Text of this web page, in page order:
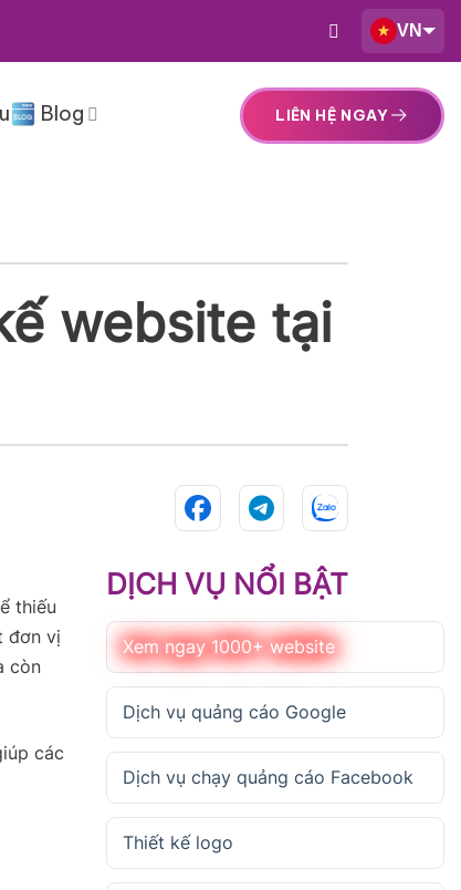
VN
Blog LIÊN HỆ NGAY
website tại
thiếu
đơn vị
còn
các
DỊCH VỤ NỔI BẬT
Xem ngay 1000+ website
Dịch vụ quảng cáo Google
Dịch vụ chạy quảng cáo Facebook
Thiết kế logo